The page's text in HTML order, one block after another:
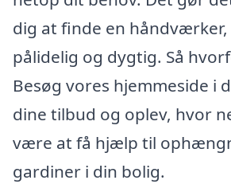
dig at finde en
pålidelig og dygtig. Så
Besøg vores hjemmeside i
dine tilbud og oplev, hvor
være at få hjælp til
gardiner i din bolig.